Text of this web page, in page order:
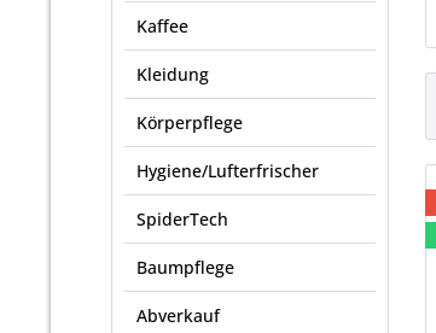
Kaffee
Kleidung
Körperpflege
Hygiene/Lufterfrischer
SpiderTech
Baumpflege
Abverkauf